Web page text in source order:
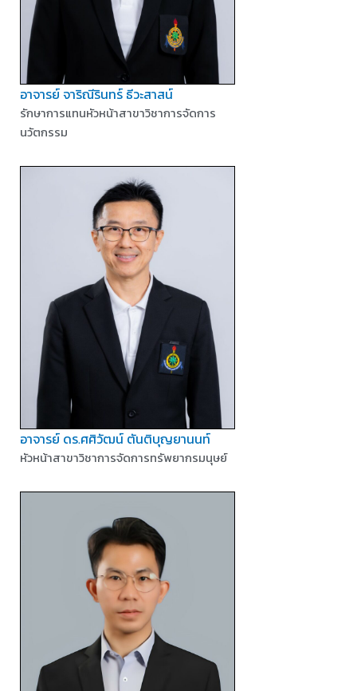
อาจารย์ จาริณีรินทร์ ธีวะสาสน์
รักษาการแทนหัวหน้าสาขาวิชาการจัดการ
นวัตกรรม
อาจารย์ ดร.ศศิวัฒน์ ตันติบุญยานนท์
หัวหน้าสาขาวิชาการจัดการทรัพยากรมนุษย์